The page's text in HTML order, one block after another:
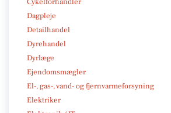
Dagpleje
Detailhandel
Dyrehandel
Dyrlæge
Ejendomsmægler
El-, gas-, vand- og fjernvarmeforsyning
Elektriker